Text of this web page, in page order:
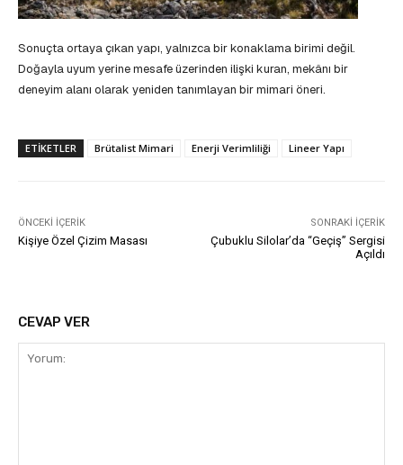
Sonuçta ortaya çıkan yapı, yalnızca bir konaklama birimi değil.
Doğayla uyum yerine mesafe üzerinden ilişki kuran, mekânı bir
deneyim alanı olarak yeniden tanımlayan bir mimari öneri.
ETIKETLER Brütalist Mimari Enerji Verimliliği Lineer Yapı
ÖNCEKI İÇERIK
Kişiye Özel Çizim Masası
SONRAKI İÇERIK
Çubuklu Silolar’da “Geçiş” Sergisi
Açıldı
CEVAP VER